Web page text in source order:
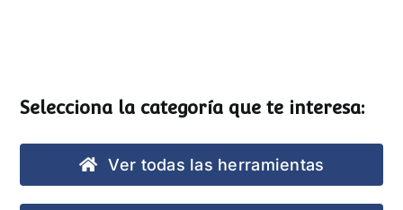
Selecciona la categoría que te interesa:
Ver todas las herramientas